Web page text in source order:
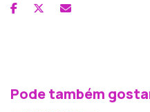
Pode também